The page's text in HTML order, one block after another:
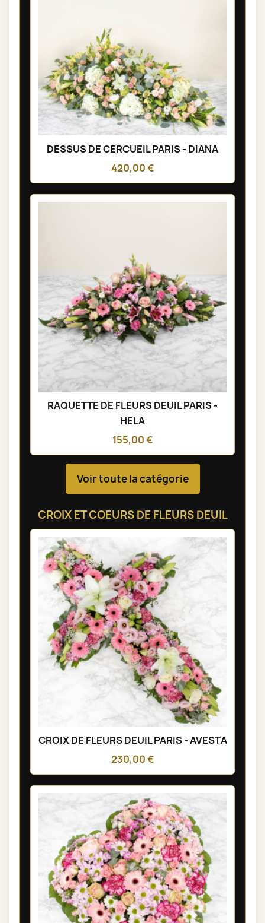
DESSUS DE CERCUEIL PARIS - DIANA
420,00 €
RAQUETTE DE FLEURS DEUIL PARIS -
HELA
155,00 €
Voir toute la catégorie
CROIX ET COEURS DE FLEURS DEUIL
CROIX DE FLEURS DEUIL PARIS - AVESTA
230,00 €